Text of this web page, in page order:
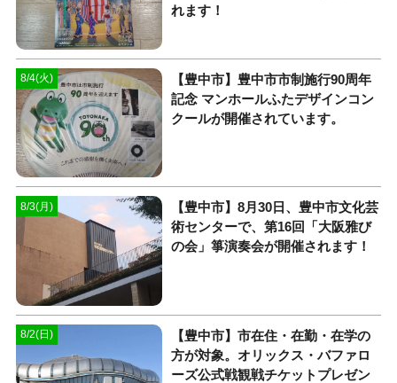
れます！
8/4(火)
【豊中市】豊中市市制施行90周年
記念 マンホールふたデザインコン
クールが開催されています。
8/3(月)
【豊中市】8月30日、豊中市文化芸
術センターで、第16回「大阪雅び
の会」箏演奏会が開催されます！
8/2(日)
【豊中市】市在住・在勤・在学の
方が対象。オリックス・バファロ
ーズ公式戦観戦チケットプレゼン